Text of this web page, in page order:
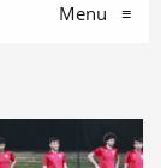
Menu ≡